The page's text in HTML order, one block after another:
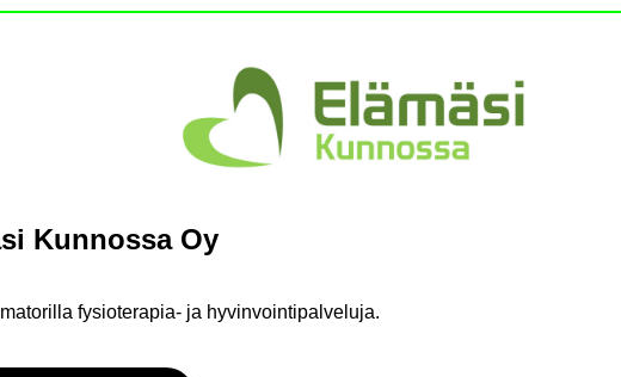
Kun­nos­sa Oy
fysioterapia-​ ja hy­vin­voin­ti­pal­ve­lu­ja.